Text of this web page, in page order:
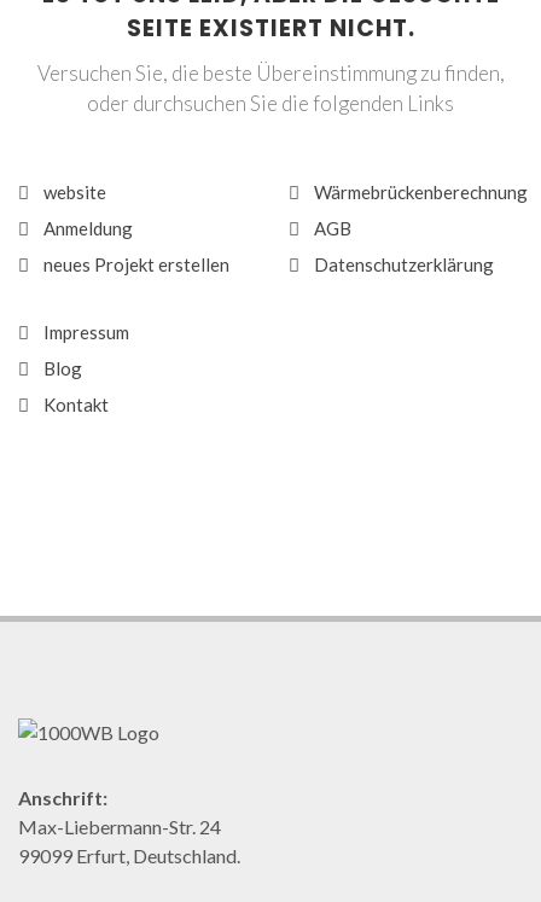
SEITE EXISTIERT NICHT.
Versuchen Sie, die beste Übereinstimmung zu finden,
oder durchsuchen Sie die folgenden Links
website
Anmeldung
neues Projekt erstellen
Wärmebrückenberechnung
AGB
Datenschutzerklärung
Impressum
Blog
Kontakt
Anschrift:
Max-Liebermann-Str. 24
99099 Erfurt, Deutschland.